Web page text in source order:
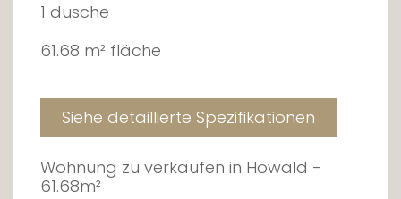
1 dusche
61.68 m² fläche
Siehe detaillierte Spezifikationen
Wohnung zu verkaufen in Howald -
61.68m²